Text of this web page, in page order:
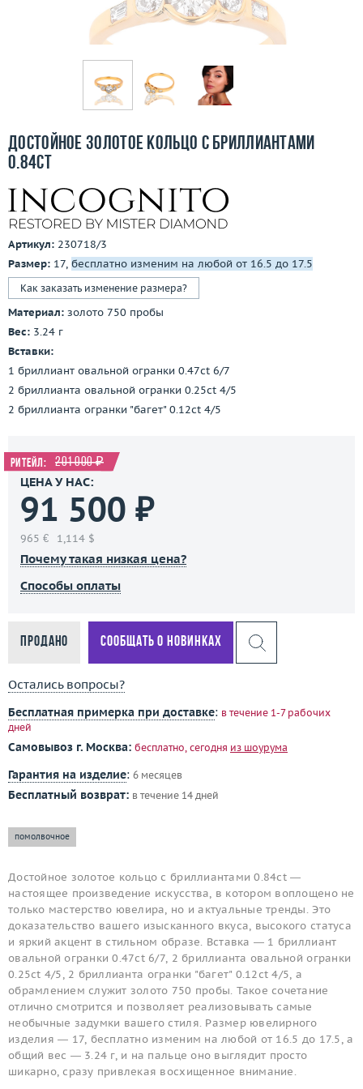
Бесплатная доставка
Покупка и оплата
Контакты
3D-тур по шоуруму
Достойное золотое кольцо с бриллиантами
0.84ct
Артикул: 230718/3
Размер: 17, бесплатно изменим на любой от 16.5 до 17.5
Как заказать изменение размера?
Материал: золото 750 пробы
Вес: 3.24 г
Вставки:
1 бриллиант овальной огранки 0.47ct 6/7
2 бриллианта овальной огранки 0.25ct 4/5
2 бриллианта огранки "багет" 0.12ct 4/5
Ритейл: 201 000 ₽
ЦЕНА У НАС:
91 500 ₽
965 € 1,114 $
Почему такая низкая цена?
Способы оплаты
Продано Сообщать о новинках
Остались вопросы?
Бесплатная примерка при доставке: в течение 1-7 рабочих
дней
Самовывоз г. Москва: бесплатно, сегодня из шоурума
Гарантия на изделие: 6 месяцев
Бесплатный возврат: в течение 14 дней
помолвочное
Достойное золотое кольцо с бриллиантами 0.84ct —
настоящее произведение искусства, в котором воплощено не
только мастерство ювелира, но и актуальные тренды. Это
доказательство вашего изысканного вкуса, высокого статуса
и яркий акцент в стильном образе. Вставка — 1 бриллиант
овальной огранки 0.47ct 6/7, 2 бриллианта овальной огранки
0.25ct 4/5, 2 бриллианта огранки "багет" 0.12ct 4/5, а
обрамлением служит золото 750 пробы. Такое сочетание
отлично смотрится и позволяет реализовывать самые
необычные задумки вашего стиля. Размер ювелирного
изделия — 17, бесплатно изменим на любой от 16.5 до 17.5, а
общий вес — 3.24 г, и на пальце оно выглядит просто
шикарно, сразу привлекая восхищенное внимание.